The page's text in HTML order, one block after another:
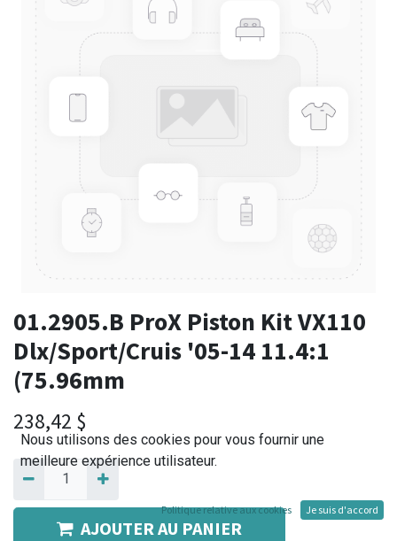
01.2905.B ProX Piston Kit VX110
Dlx/Sport/Cruis '05-14 11.4:1
(75.96mm
238,42 $
AJOUTER AU PANIER
Nous utilisons des cookies pour vous fournir une
meilleure expérience utilisateur.
Politique relative aux cookies Je suis d'accord